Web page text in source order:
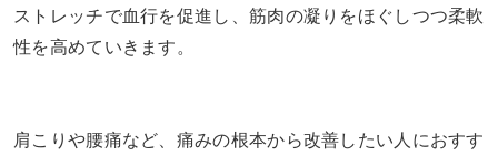
ストレッチで血行を促進し、筋肉の凝りをほぐしつつ柔軟
性を高めていきます。
肩こりや腰痛など、痛みの根本から改善したい人におすす